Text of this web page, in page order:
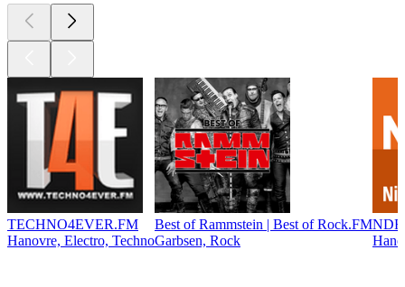
TECHNO4EVER.FM
Hanovre, Electro, Techno
Best of Rammstein | Best of Rock.FM
Garbsen, Rock
NDR